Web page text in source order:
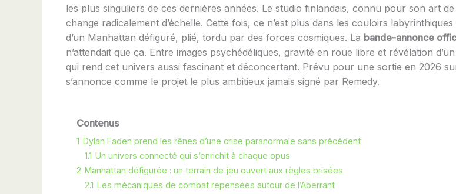
les plus singuliers de ces dernières années. Le studio finlandais, connu pour son art
change radicalement d’échelle. Cette fois, ce n’est plus dans les couloirs
d’un Manhattan défiguré, plié, tordu par des forces cosmiques. La bande-annonce
n’attendait que ça. Entre images psychédéliques, gravité en roue libre et révélation
qui rend cet univers aussi fascinant et déconcertant. Prévu pour une sortie en 2026
s’annonce comme le projet le plus ambitieux jamais signé par Remedy.
Contenus
1 Dylan Faden prend les rênes d’une crise paranormale sans précédent
1.1 Un univers connecté qui s’enrichit à chaque opus
2 Manhattan défigurée : un terrain de jeu ouvert aux règles brisées
2.1 Les mécaniques de combat repensées autour de l’Aberrant